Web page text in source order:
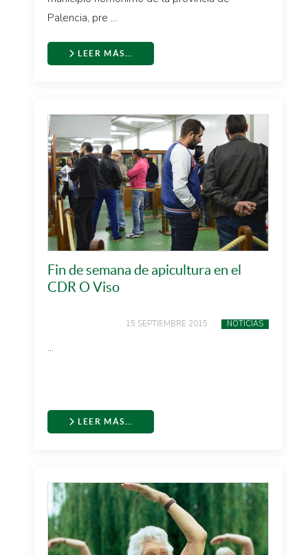
Palencia, pre ...
LEER MÁS…
Fin de semana de apicultura en el
CDR O Viso
15 SEPTIEMBRE 2015 NOTICIAS
...
LEER MÁS…